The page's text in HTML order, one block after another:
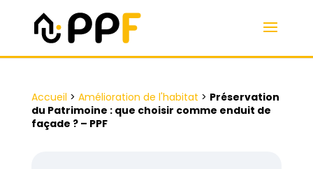
Accueil > Amélioration de l'habitat > Préservation
du Patrimoine : que choisir comme enduit de
façade ? – PPF